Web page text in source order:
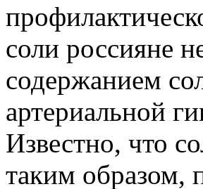
соли россияне
содержанием
артериальной
Известно, что
таким образом,